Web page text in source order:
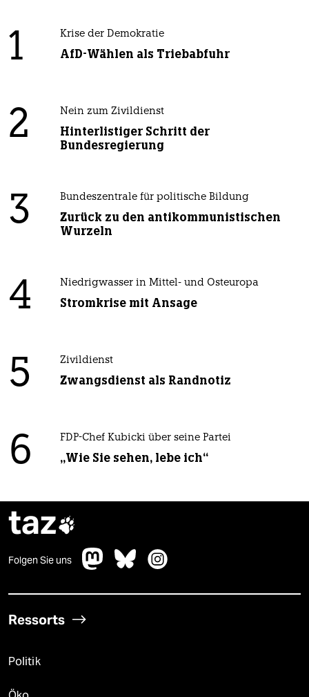
1 Krise der Demokratie
AfD-Wählen als Triebabfuhr
2 Nein zum Zivildienst
Hinterlistiger Schritt der
Bundesregierung
3 Bundeszentrale für politische Bildung
Zurück zu den antikommunistischen
Wurzeln
4 Niedrigwasser in Mittel- und Osteuropa
Stromkrise mit Ansage
5 Zivildienst
Zwangsdienst als Randnotiz
6 FDP-Chef Kubicki über seine Partei
„Wie Sie sehen, lebe ich“
taz
Folgen Sie uns
Ressorts
Politik